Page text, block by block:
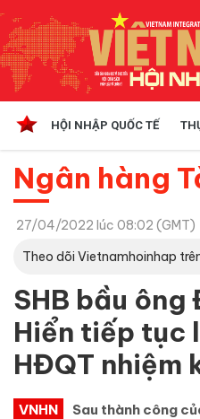
HỘI NHẬP QUỐC TẾ
Ngân hàng
27/04/2022 lúc 08:02 (GMT)
Theo dõi Vietnamhoinhap
SHB bầu ông
Hiển tiếp tục
HĐQT nhiệm
VNHN
Sau thành công